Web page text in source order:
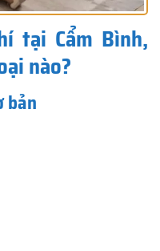
tại Cẩm Bình,
nào?
bản